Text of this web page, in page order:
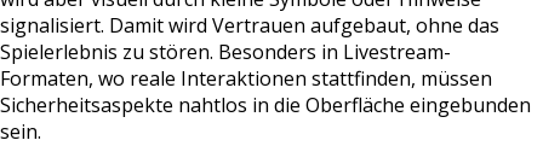
signalisiert. Damit wird Vertrauen aufgebaut, ohne das
Spielerlebnis zu stören. Besonders in Livestream-
Formaten, wo reale Interaktionen stattfinden, müssen
Sicherheitsaspekte nahtlos in die Oberfläche eingebunden
sein.